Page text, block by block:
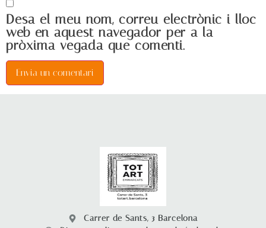
Desa el meu nom, correu electrònic i lloc
web en aquest navegador per a la
pròxima vegada que comenti.
Carrer de Sants, 3 Barcelona